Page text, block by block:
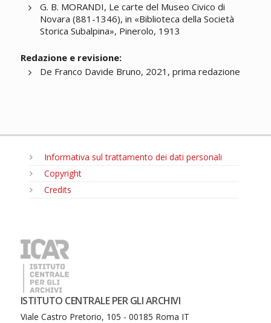
G. B. MORANDI, Le carte del Museo Civico di
Novara (881-1346), in «Biblioteca della Società
Storica Subalpina», Pinerolo, 1913
Redazione e revisione:
De Franco Davide Bruno, 2021, prima redazione
Informativa sul trattamento dei dati personali
Copyright
Credits
ISTITUTO CENTRALE PER GLI ARCHIVI
Viale Castro Pretorio, 105 - 00185 Roma IT